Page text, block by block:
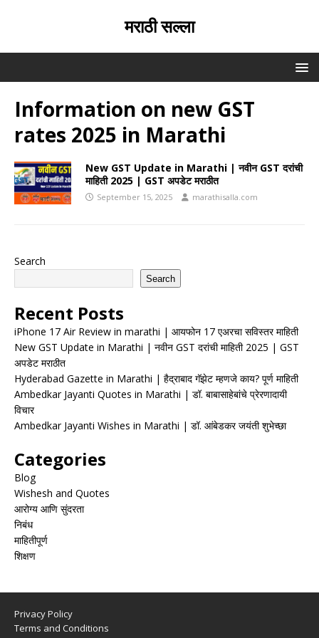
मराठी सल्ला
Information on new GST
rates 2025 in Marathi
New GST Update in Marathi | नवीन GST दरांची
माहिती 2025 | GST अपडेट मराठीत
September 15, 2025 marathisalla.com
Search
Search
Recent Posts
iPhone 17 Air Review in marathi | आयफोन 17 एअरचा सविस्तर माहिती
New GST Update in Marathi | नवीन GST दरांची माहिती 2025 | GST
अपडेट मराठीत
Hyderabad Gazette in Marathi | हैद्राबाद गॅझेट म्हणजे काय? पूर्ण माहिती
Ambedkar Jayanti Quotes in Marathi | डॉ. बाबासाहेबांचे प्रेरणादायी
विचार
Ambedkar Jayanti Wishes in Marathi | डॉ. आंबेडकर जयंती शुभेच्छा
Categories
Blog
Wishesh and Quotes
आरोग्य आणि सुंदरता
निबंध
माहितीपूर्ण
शिक्षण
Privacy Policy
Terms and Conditions